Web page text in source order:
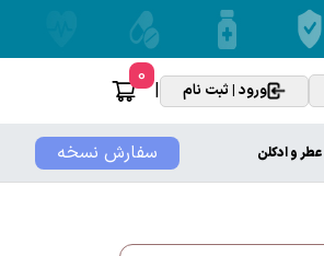
ورود | ثبت نام |
0
سفارش نسخه عطر و ادکلن